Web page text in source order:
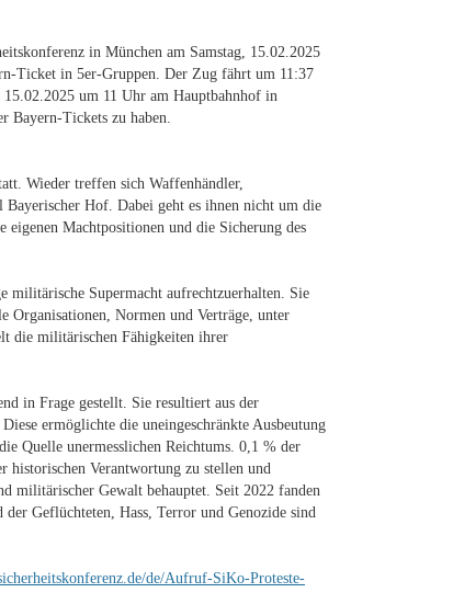
in München am Samstag, 15.02.2025
Ticket in 5er-Gruppen. Der Zug fährt um 11:37
um 11 Uhr am Hauptbahnhof in
Tickets zu haben.
Wieder treffen sich Waffenhändler,
Hof. Dabei geht es ihnen nicht um die
eigenen Machtpositionen und die Sicherung des
Supermacht aufrechtzuerhalten. Sie
Organisationen, Normen und Verträge, unter
die militärischen Fähigkeiten ihrer
in Frage gestellt. Sie resultiert aus der
ermöglichte die uneingeschränkte Ausbeutung
Quelle unermesslichen Reichtums. 0,1 % der
historischen Verantwortung zu stellen und
militärischer Gewalt behauptet. Seit 2022 fanden
Geflüchteten, Hass, Terror und Genozide sind
de/Aufruf-SiKo-Proteste-